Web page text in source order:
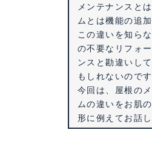
メンテナンスと
ムとは機能の追加
この違いを知ら
の不要なリフォ
ンスと勘違いし
もしれないのです
今回は、屋根の
ムの違いをお肌
形に例えてお話し